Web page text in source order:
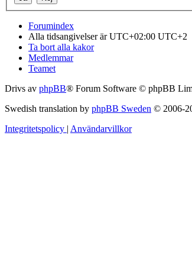
Forumindex
Alla tidsangivelser är UTC+02:00 UTC+2
Ta bort alla kakor
Medlemmar
Teamet
Drivs av phpBB® Forum Software © phpBB
Swedish translation by phpBB Sweden © 2006-
Integritetspolicy | Användarvillkor